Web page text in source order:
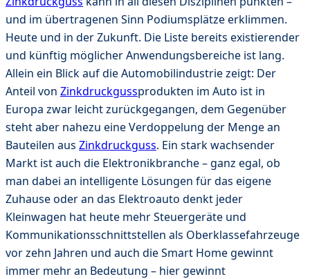
und im übertragenen Sinn Podiumsplätze erklimmen.
Heute und in der Zukunft. Die Liste bereits existierender
und künftig möglicher Anwendungsbereiche ist lang.
Allein ein Blick auf die Automobilindustrie zeigt: Der
Anteil von Zinkdruckgussprodukten im Auto ist in
Europa zwar leicht zurückgegangen, dem Gegenüber
steht aber nahezu eine Verdoppelung der Menge an
Bauteilen aus Zinkdruckguss. Ein stark wachsender
Markt ist auch die Elektronikbranche – ganz egal, ob
man dabei an intelligente Lösungen für das eigene
Zuhause oder an das Elektroauto denkt jeder
Kleinwagen hat heute mehr Steuergeräte und
Kommunikationsschnittstellen als Oberklassefahrzeuge
vor zehn Jahren und auch die Smart Home gewinnt
immer mehr an Bedeutung – hier gewinnt